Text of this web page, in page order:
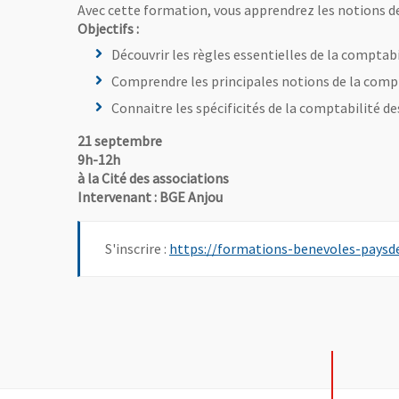
Avec cette formation, vous apprendrez les notions
Objectifs :
Découvrir les règles essentielles de la
Comprendre les principales notions de la
Connaitre les spécificités de la comptabilité
21 septembre
9h-12h
à la Cité des associations
Intervenant : BGE Anjou
S'inscrire : https://formations-benevoles-